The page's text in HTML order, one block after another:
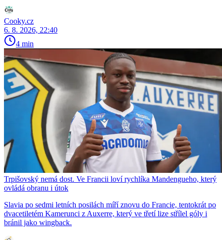
Cooky.cz
6. 8. 2026, 22:40
4 min
Trpišovský nemá dost. Ve Francii loví rychlíka Mandengueho, který
ovládá obranu i útok
Slavia po sedmi letních posilách míří znovu do Francie, tentokrát po
dvacetiletém Kamerunci z Auxerre, který ve třetí lize střílel góly i
bránil jako wingback.